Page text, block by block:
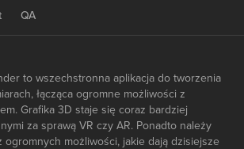
QA
to wszechstronna aplikacja do tworzenia
łącząca ogromne możliwości z
Grafika 3D staje się coraz bardziej
za sprawą VR czy AR. Ponadto należy
ogromnych możliwości, jakie dają dzisiejsze